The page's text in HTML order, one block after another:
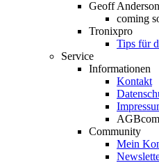
Geoff Anderson
coming
Tronixpro
Tips für
Service
Informationen
Kontakt
AGB
Community
Mein